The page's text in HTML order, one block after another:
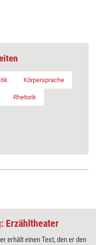
Körpersprache
Rhetorik
Erzähltheater
erhält einen Text, den er den